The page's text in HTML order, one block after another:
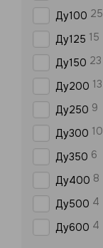
Ду100 25
Ду125 15
Ду150 23
Ду200 13
Ду250 9
Ду300 10
Ду350 6
Ду400 8
Ду500 4
Ду600 4